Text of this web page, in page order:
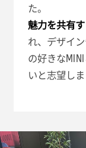
た。
魅力を共有
れ、デザイ
の好きな
いと志望しま